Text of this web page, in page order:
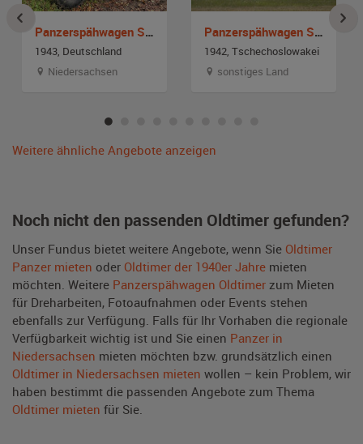
Panzerspähwagen Sdkfz 222
1943, Deutschland
Niedersachsen
Panzerspähwagen Sdkfz 247 B (Nachbau)
1942, Tschechoslowakei
sonstiges Land
Weitere ähnliche Angebote anzeigen
Noch nicht den passenden Oldtimer gefunden?
Unser Fundus bietet weitere Angebote, wenn Sie Oldtimer
Panzer mieten oder Oldtimer der 1940er Jahre mieten
möchten. Weitere Panzerspähwagen Oldtimer zum Mieten
für Dreharbeiten, Fotoaufnahmen oder Events stehen
ebenfalls zur Verfügung. Falls für Ihr Vorhaben die regionale
Verfügbarkeit wichtig ist und Sie einen Panzer in
Niedersachsen mieten möchten bzw. grundsätzlich einen
Oldtimer in Niedersachsen mieten wollen – kein Problem, wir
haben bestimmt die passenden Angebote zum Thema
Oldtimer mieten für Sie.